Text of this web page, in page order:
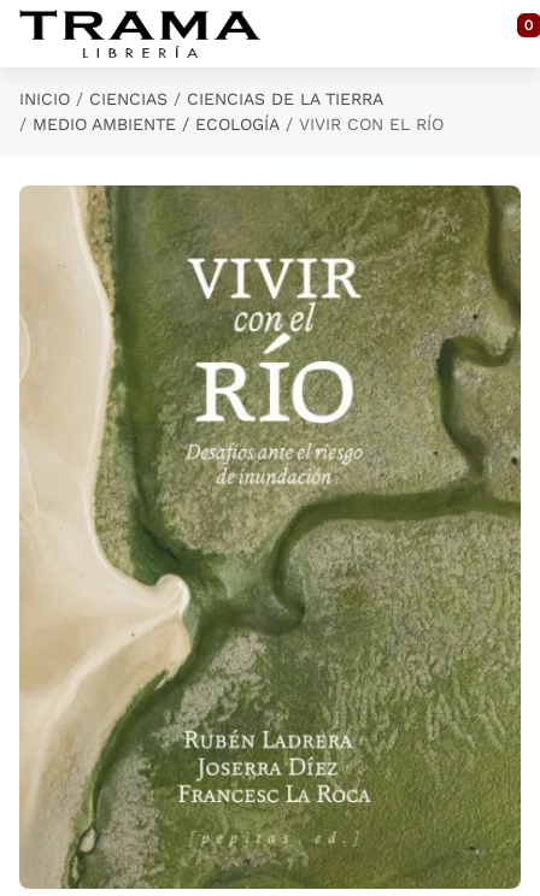
Saltar al contenido principal
0
INICIO CIENCIAS
CIENCIAS DE LA TIERRA
MEDIO AMBIENTE / ECOLOGÍA
VIVIR CON EL RÍO